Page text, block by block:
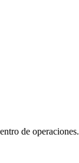
de operaciones.